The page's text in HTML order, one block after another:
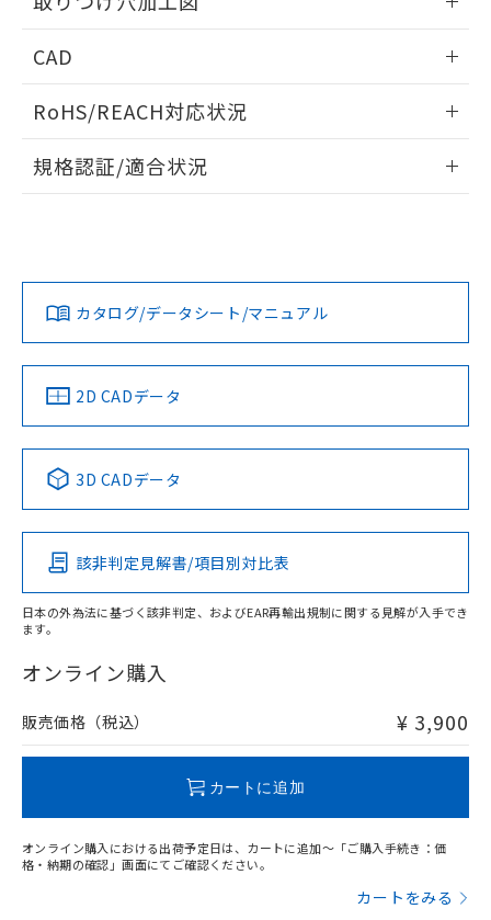
CAD
ドすることができます。
ログイン/会員登録
ダウンロードデータをご利用いただく前に、以下を必ずお読
みください。
ソフトウェアの使用条件
RoHS/REACH対応状況
EU RoHS 注意事項・凡例
対応済み
中国 RoHS 注意事項・凡例
Pb Hg Cd Cr(VI)
O
在庫等で未対応品が混在する可能性があります。
問い合わせください。
規格認証/適合状況
カタログ/データシート/マニュアル
2D CADデータ
3D CADデータ
該非判定見解書/項目別対比表
日本の外為法に基づく該非判定、およびEAR再輸出規制に関する見解が入手でき
ます。
オンライン購入
販売価格（税込） ¥ 3,900
カートに追加
オンライン購入における出荷予定日は、カートに追加～「ご購入手続き：価
格・納期の確認」画面にてご確認ください。
カートをみる